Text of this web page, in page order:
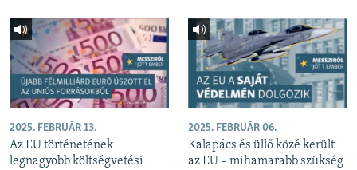
2025. FEBRUÁR 13.
Az EU történetének
legnagyobb költségvetési
2025. FEBRUÁR 06.
Kalapács és üllő közé került
az EU – mihamarabb szükség